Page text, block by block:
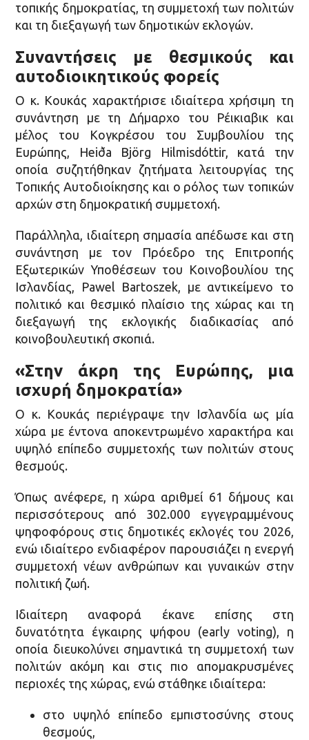
τοπικής δημοκρατίας, τη συμμετοχή των πολιτών
και τη διεξαγωγή των δημοτικών εκλογών.
Συναντήσεις με θεσμικούς και
αυτοδιοικητικούς φορείς
Ο κ. Κουκάς χαρακτήρισε ιδιαίτερα χρήσιμη τη
συνάντηση με τη Δήμαρχο του Ρέικιαβικ και
μέλος του Κογκρέσου του Συμβουλίου της
Ευρώπης, Heiða Björg Hilmisdóttir, κατά την
οποία συζητήθηκαν ζητήματα λειτουργίας της
Τοπικής Αυτοδιοίκησης και ο ρόλος των τοπικών
αρχών στη δημοκρατική συμμετοχή.
Παράλληλα, ιδιαίτερη σημασία απέδωσε και στη
συνάντηση με τον Πρόεδρο της Επιτροπής
Εξωτερικών Υποθέσεων του Κοινοβουλίου της
Ισλανδίας, Pawel Bartoszek, με αντικείμενο το
πολιτικό και θεσμικό πλαίσιο της χώρας και τη
διεξαγωγή της εκλογικής διαδικασίας από
κοινοβουλευτική σκοπιά.
«Στην άκρη της Ευρώπης, μια
ισχυρή δημοκρατία»
Ο κ. Κουκάς περιέγραψε την Ισλανδία ως μία
χώρα με έντονα αποκεντρωμένο χαρακτήρα και
υψηλό επίπεδο συμμετοχής των πολιτών στους
θεσμούς.
Όπως ανέφερε, η χώρα αριθμεί 61 δήμους και
περισσότερους από 302.000 εγγεγραμμένους
ψηφοφόρους στις δημοτικές εκλογές του 2026,
ενώ ιδιαίτερο ενδιαφέρον παρουσιάζει η ενεργή
συμμετοχή νέων ανθρώπων και γυναικών στην
πολιτική ζωή.
Ιδιαίτερη αναφορά έκανε επίσης στη
δυνατότητα έγκαιρης ψήφου (early voting), η
οποία διευκολύνει σημαντικά τη συμμετοχή των
πολιτών ακόμη και στις πιο απομακρυσμένες
περιοχές της χώρας, ενώ στάθηκε ιδιαίτερα:
στο υψηλό επίπεδο εμπιστοσύνης στους
θεσμούς,